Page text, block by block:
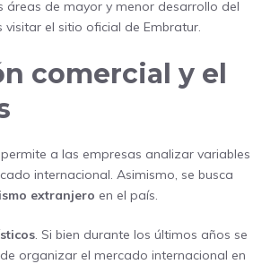
de mayor y menor desarrollo del
visitar el sitio oficial de Embratur.
comercial y el
a las empresas analizar variables
internacional. Asimismo, se busca
extranjero en el país.
. Si bien durante los últimos años se
organizar el mercado internacional en